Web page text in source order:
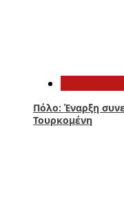
Πόλο: Έναρξη
Τουρκομένη